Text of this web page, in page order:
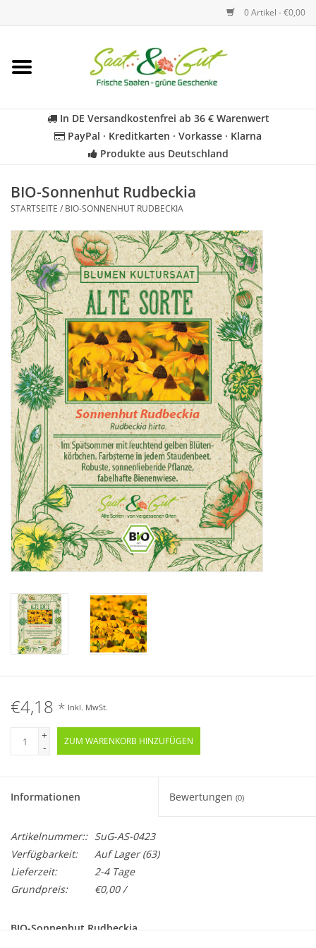
0 Artikel - €0,00
Startseite
Kräuter
Für Kinder
Geschenkideen
Katalog
In DE Versandkostenfrei ab 36 € Warenwert
PayPal · Kreditkarten · Vorkasse · Klarna
Produkte aus Deutschland
BIO-Sonnenhut Rudbeckia
STARTSEITE / BIO-SONNENHUT RUDBECKIA
€4,18 * Inkl. MwSt.
+
-
ZUM WARENKORB HINZUFÜGEN
Informationen Bewertungen (0)
Artikelnummer:: SuG-AS-0423
Verfügbarkeit:
Auf Lager(63)
Lieferzeit:
2-4 Tage
Grundpreis:
€0,00 /
BIO-Sonnenhut Rudbeckia